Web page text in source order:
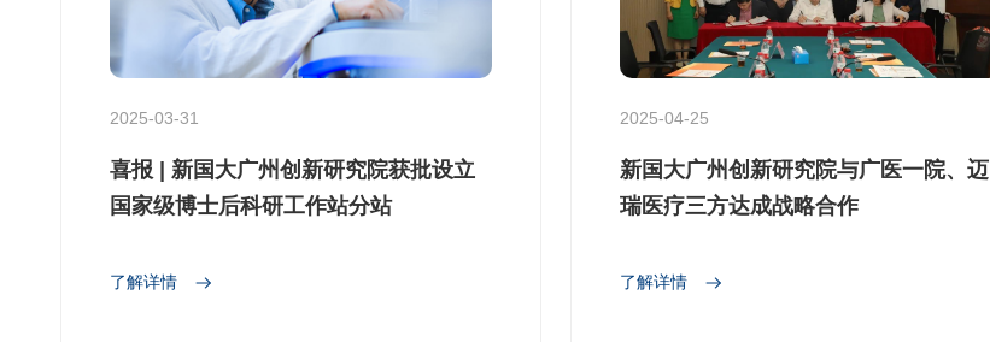
2025-03-31
喜报 | 新国大广州创新研究院获批设立
国家级博士后科研工作站分站
了解详情
2025-04-25
新国大广州创新研究院与广医一院、迈
瑞医疗三方达成战略合作
了解详情